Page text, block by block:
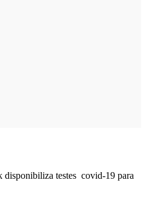
disponibiliza testes covid-19 para